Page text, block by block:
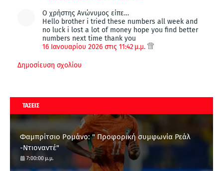
Ο χρήστης Ανώνυμος είπε…
Hello brother i tried these numbers all week and
no luck i lost a lot of money hope you find better
numbers next time thank you
16 Ιανουαρίου 2026 στις 11:42 μ.μ.
Δημοσίευση σχολίου
ΤΑΣΕΙΣ
Φαμπρίτσιο Ρομάνο: " Προφορική συμφωνία Ρεάλ
-Ντιοναντέ"
7:00:00 μ.μ.